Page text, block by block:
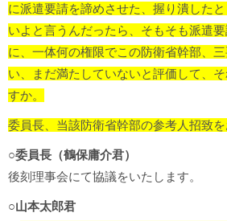
に派遣要請を諦めさせた、握り潰した
いよと言うんだったら、そもそも派遣
に、一体何の権限でこの防衛省幹部、
い、まだ満たしていないと評価して、
すか。
委員長、当該防衛省幹部の参考人招致を
○委員長（鶴保庸介君）
後刻理事会にて協議をいたします。
○山本太郎君